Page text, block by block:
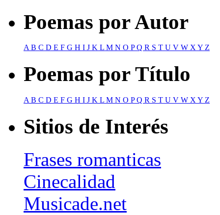
Poemas por Autor
AB C D E F G H I J K L M N O PQ R S T U V W XY Z
Poemas por Título
A B C D E F G H I J K L M N O PQ R S T U V W X Y Z
Sitios de Interés
Frases romanticas
Cinecalidad
Musicade.net